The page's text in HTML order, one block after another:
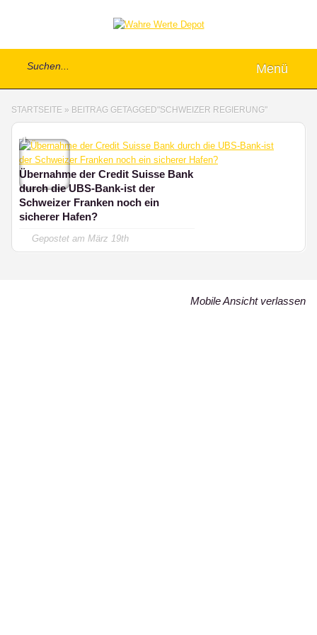
Menü
STARTSEITE » BEITRAG GETAGGED"SCHWEIZER REGIERUNG"
1
Übernahme der Credit Suisse Bank
durch die UBS-Bank-ist der
Schweizer Franken noch ein
sicherer Hafen?
Gepostet am März 19th
Mobile Ansicht verlassen